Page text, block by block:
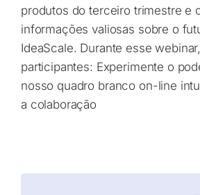
produtos do terceiro trimestre e
informações valiosas sobre o
IdeaScale. Durante esse
participantes: Experimente o
nosso quadro branco on-line
a colaboração